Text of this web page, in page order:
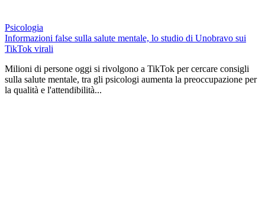
Psicologia
Informazioni false sulla salute mentale, lo studio di Unobravo sui
TikTok virali
Milioni di persone oggi si rivolgono a TikTok per cercare consigli
sulla salute mentale, tra gli psicologi aumenta la preoccupazione per
la qualità e l'attendibilità...